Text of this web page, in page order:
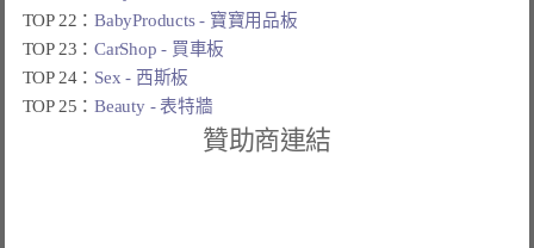
TOP 22：BabyProducts - 寶寶用品板
TOP 23：CarShop - 買車板
TOP 24： Sex - 西斯板
TOP 25：Beauty - 表特牆
贊助商連結